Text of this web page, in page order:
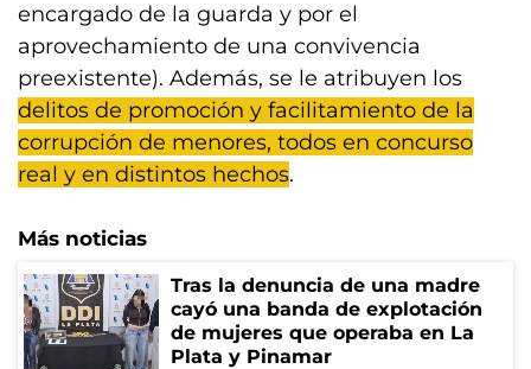
encargado de la guarda y por el
aprovechamiento de una convivencia
preexistente). Además, se le atribuyen los
delitos de promoción y facilitamiento de la
corrupción de menores, todos en concurso
real y en distintos hechos.
Más noticias
Tras la denuncia de una madre
cayó una banda de explotación
de mujeres que operaba en La
Plata y Pinamar